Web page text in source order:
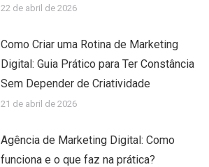
22 de abril de 2026
Como Criar uma Rotina de Marketing
Digital: Guia Prático para Ter Constância
Sem Depender de Criatividade
21 de abril de 2026
Agência de Marketing Digital: Como
funciona e o que faz na prática?